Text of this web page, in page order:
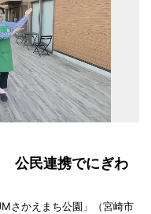
公民連携でにぎわ
さかえまち公園」（宮崎市